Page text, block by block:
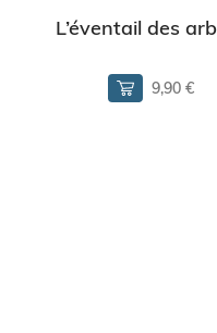
L’éventail des
9,90 €